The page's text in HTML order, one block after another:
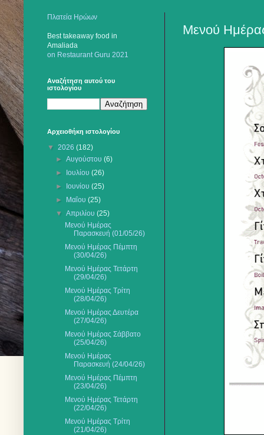
Μενού
Πλατεία Ηρώων
Best takeaway food in
Amaliada
on Restaurant Guru 2021
Αναζήτηση αυτού του
ιστολογίου
Αρχειοθήκη ιστολογίου
▼ 2026 (182)
►Αυγούστου(6)
►
Ιουλίου(26)
►
Ιουνίου(25)
►
Μαΐου(25)
▼Απριλίου(25)
Μενού Ημέρας
Παρασκευή (01/05/26)
Μενού Ημέρας Πέμπτη
(30/04/26)
Μενού Ημέρας Τετάρτη
(29/04/26)
Μενού Ημέρας Τρίτη
(28/04/26)
Μενού Ημέρας Δευτέρα
(27/04/26)
Μενού Ημέρας Σάββατο
(25/04/26)
Μενού Ημέρας
Παρασκευή (24/04/26)
Μενού Ημέρας Πέμπτη
(23/04/26)
Μενού Ημέρας Τετάρτη
(22/04/26)
Μενού Ημέρας Τρίτη
(21/04/26)